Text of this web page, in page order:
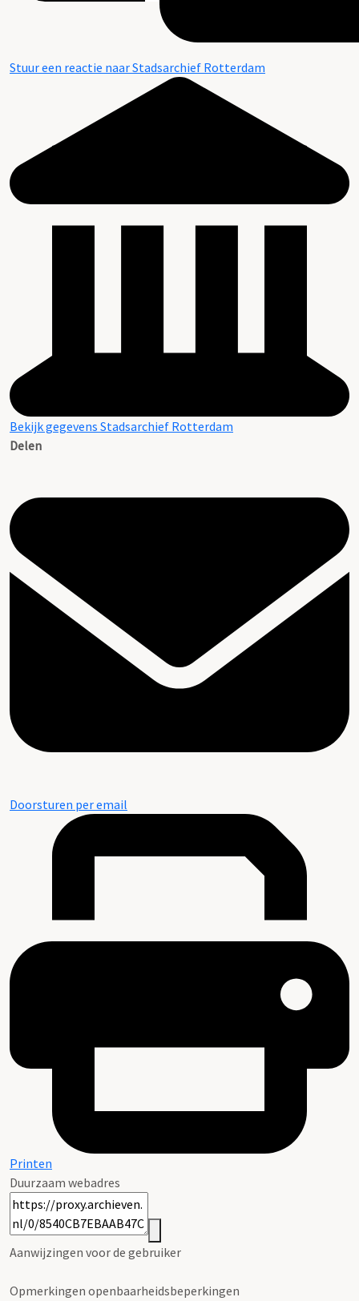
Stuur een reactie naar Stadsarchief Rotterdam
Bekijk gegevens Stadsarchief Rotterdam
Delen
Doorsturen per email
Printen
Duurzaam webadres
Aanwijzingen voor de gebruiker
Opmerkingen openbaarheidsbeperkingen